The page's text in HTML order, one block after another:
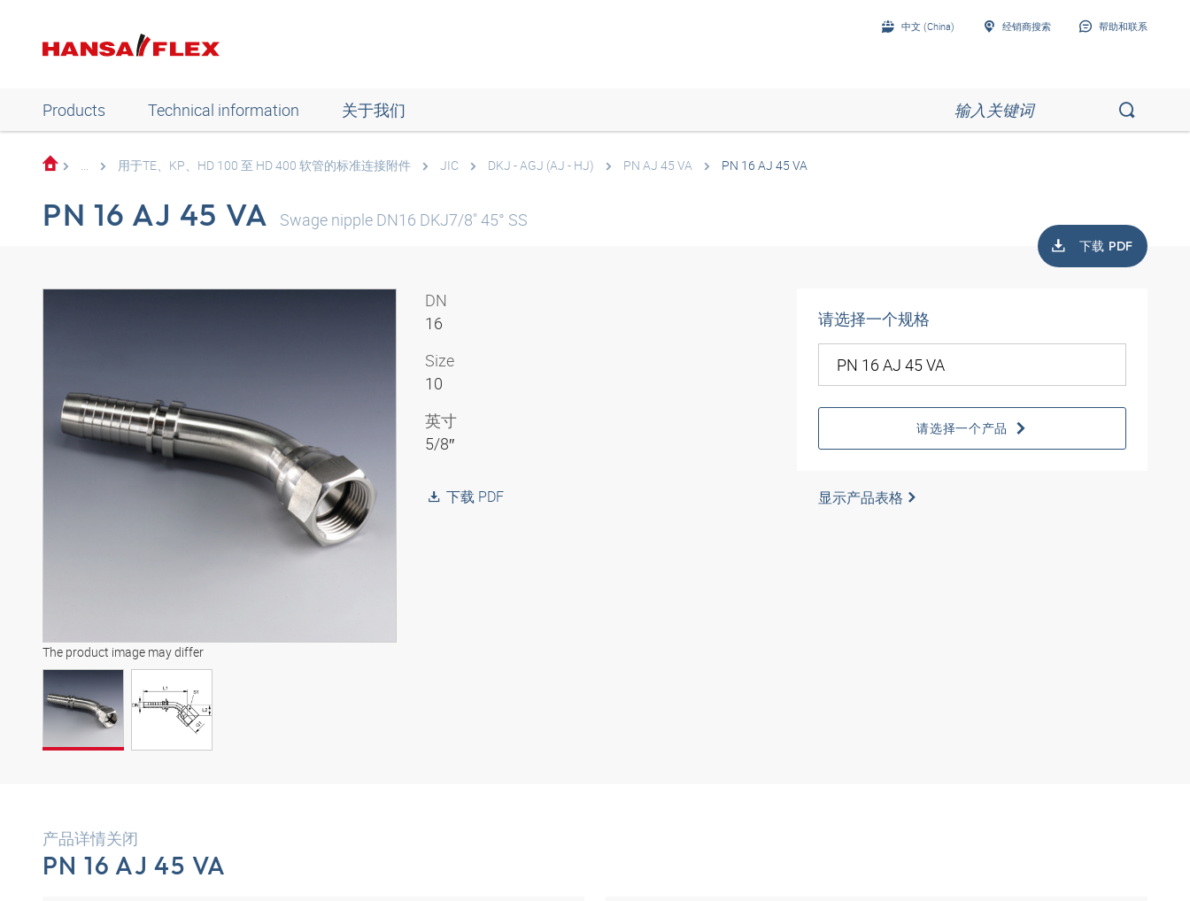
中文 (China) 经销商搜索 帮助和联系
Products Technical information 关于我们
... 用于TE、KP、HD 100 至 HD 400 软管的标准连接附件 JIC DKJ - AGJ (AJ - HJ) PN AJ 45 VA PN 16 AJ 45 VA
PN 16 AJ 45 VA Swage nipple DN16 DKJ7/8" 45° SS
下载 PDF
The product image may differ
DN
16
Size
10
英寸
5/8″
下载 PDF
请选择一个规格
请选择一个产品
显示产品表格
产品详情关闭
PN 16 AJ 45 VA